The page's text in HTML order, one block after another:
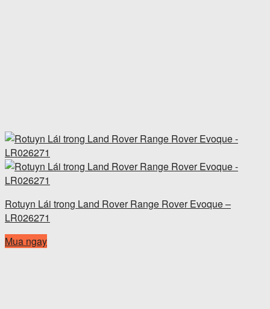
Rotuyn Lái trong Land Rover Range Rover Evoque –
LR026271
Mua ngay